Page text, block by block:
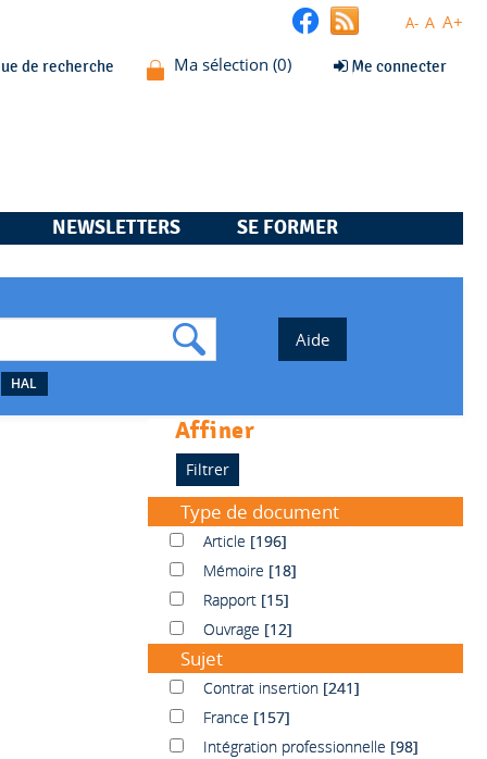
A- A A+
de recherche Me connecter
NEWSLETTERS SE FORMER
HAL
affiner
Type de document
ArticleArticle [196]
MémoireMémoire [18]
RapportRapport [15]
OuvrageOuvrage [12]
Sujet
Contrat insertion
Contrat insertion [241]
FranceFrance [157]
Intégration professionnelle
Intégration professionnelle [98]